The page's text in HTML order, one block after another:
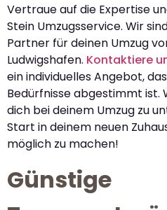
Vertraue auf die Expertise
Stein Umzugsservice. Wir
Partner für deinen Umzug
Ludwigshafen. Kontaktiere
ein individuelles Angebot,
Bedürfnisse abgestimmt ist.
dich bei deinem Umzug zu
Start in deinem neuen
möglich zu machen!
Günstige